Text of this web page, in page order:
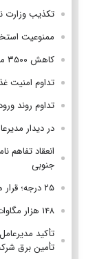
تکذیب وزارت
ممنوعیت
کاهش ۳۵۰۰ مگاواتی بار شبکه برق با اجرای طرح «مهتاب»
تداوم امنیت
تداوم روند
در دیدار
انعقاد تفاهم
جنوبی
۲۵ درجه؛ قرار همدلی برای آینده‌ای روشن
۱۴۸ هزار مگاوات تقاضا برای احداث نیروگاه ثبت شد
تأکید
تأمین برق